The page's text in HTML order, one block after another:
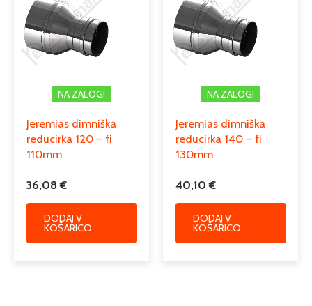
NA ZALOGI
Jeremias dimniška
reducirka 120 – fi
110mm
36,08€
DODAJ V
KOŠARICO
NA ZALOGI
Jeremias dimniška
reducirka 140 – fi
130mm
40,10€
DODAJ V
KOŠARICO